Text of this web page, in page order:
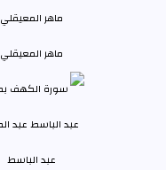
ماهر المعيقلي
عبد الباسط